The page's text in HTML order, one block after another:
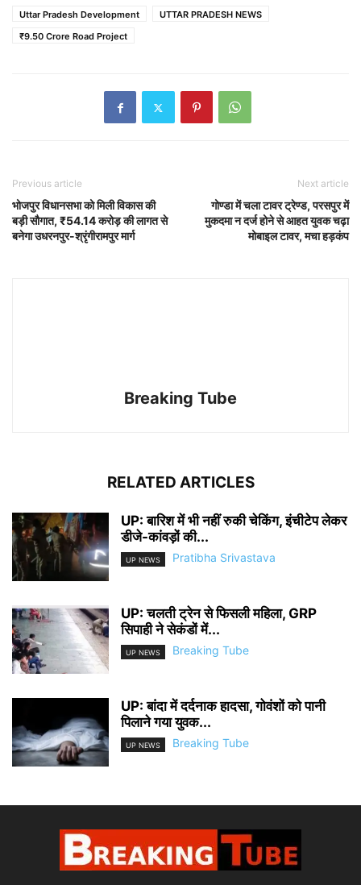
Uttar Pradesh Development
UTTAR PRADESH NEWS
₹9.50 Crore Road Project
Previous article
भोजपुर विधानसभा को मिली विकास की
बड़ी सौगात, ₹54.14 करोड़ की लागत से
बनेगा उधरनपुर-श्रृंगीरामपुर मार्ग
Next article
गोण्डा में चला टावर ट्रेण्ड, परसपुर में
मुकदमा न दर्ज होने से आहत युवक चढ़ा
मोबाइल टावर, मचा हड़कंप
Breaking Tube
RELATED ARTICLES
UP: बारिश में भी नहीं रुकी चेकिंग, इंचीटेप लेकर
डीजे-कांवड़ों की...
UP NEWS Pratibha Srivastava
UP: चलती ट्रेन से फिसली महिला, GRP
सिपाही ने सेकंडों में...
UP NEWS Breaking Tube
UP: बांदा में दर्दनाक हादसा, गोवंशों को पानी
पिलाने गया युवक...
UP NEWS Breaking Tube